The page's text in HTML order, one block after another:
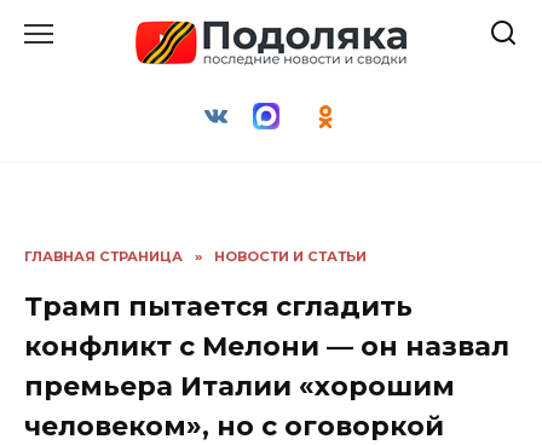
ГЛАВНАЯ СТРАНИЦА » НОВОСТИ И СТАТЬИ
Трамп пытается сгладить
конфликт с Мелони — он назвал
премьера Италии «хорошим
человеком», но с оговоркой